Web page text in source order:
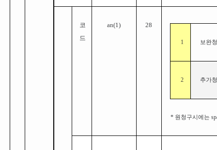
코
드
an(1) 28
1 보완
2 추가
* 원청구시에는